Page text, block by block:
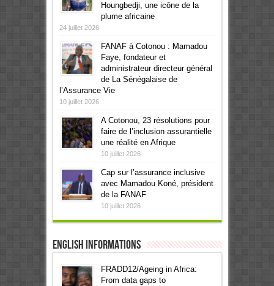
Houngbedji, une icône de la
plume africaine
24 juillet 2026
FANAF à Cotonou : Mamadou
Faye, fondateur et
administrateur directeur général
de La Sénégalaise de
l’Assurance Vie
10 juillet 2026
A Cotonou, 23 résolutions pour
faire de l’inclusion assurantielle
une réalité en Afrique
10 juillet 2026
Cap sur l’assurance inclusive
avec Mamadou Koné, président
de la FANAF
10 juillet 2026
English informations
FRADD12/Ageing in Africa:
From data gaps to